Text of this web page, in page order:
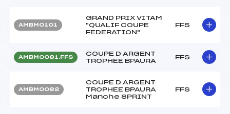
AMBM0101
GRAND PRIX VITAM
"QUALIF COUPE
FEDERATION"
FFS
AMBM0081.FFS
COUPE D ARGENT
TROPHEE BPAURA
FFS
AMBM0082
COUPE D ARGENT
TROPHEE BPAURA
Manche SPRINT
FFS